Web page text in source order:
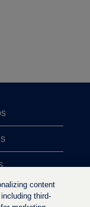
content
third-